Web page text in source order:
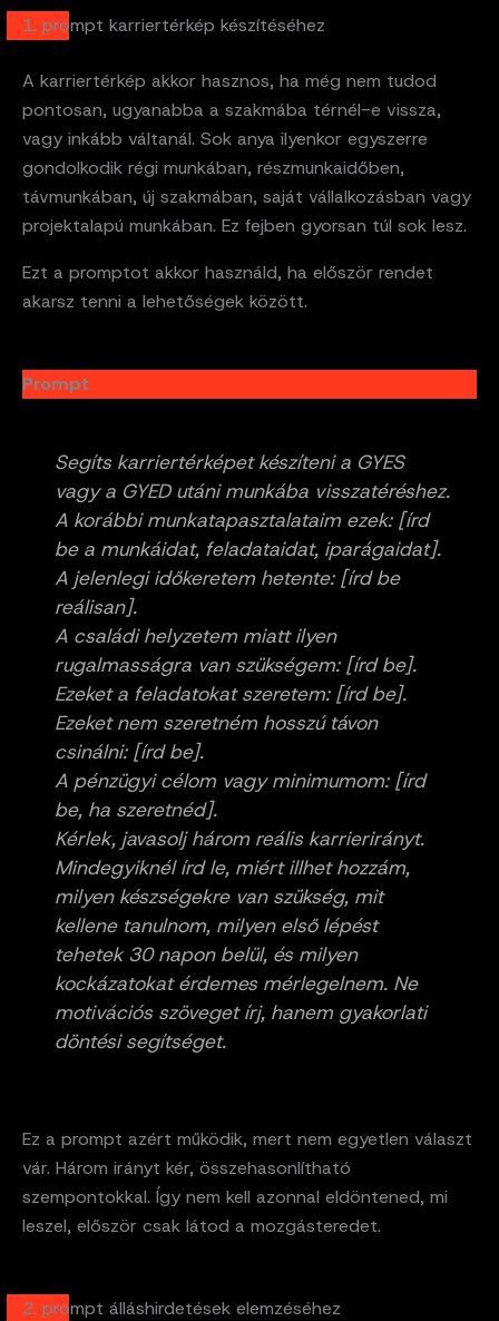
1. prompt karriertérkép készítéséhez
A karriertérkép akkor hasznos, ha még nem tudod
pontosan, ugyanabba a szakmába térnél-e vissza,
vagy inkább váltanál. Sok anya ilyenkor egyszerre
gondolkodik régi munkában, részmunkaidőben,
távmunkában, új szakmában, saját vállalkozásban vagy
projektalapú munkában. Ez fejben gyorsan túl sok lesz.
Ezt a promptot akkor használd, ha először rendet
akarsz tenni a lehetőségek között.
Prompt
Segíts karriertérképet készíteni a GYES
vagy a GYED utáni munkába visszatéréshez.
A korábbi munkatapasztalataim ezek: [írd
be a munkáidat, feladataidat, iparágaidat].
A jelenlegi időkeretem hetente: [írd be
reálisan].
A családi helyzetem miatt ilyen
rugalmasságra van szükségem: [írd be].
Ezeket a feladatokat szeretem: [írd be].
Ezeket nem szeretném hosszú távon
csinálni: [írd be].
A pénzügyi célom vagy minimumom: [írd
be, ha szeretnéd].
Kérlek, javasolj három reális karrierirányt.
Mindegyiknél írd le, miért illhet hozzám,
milyen készségekre van szükség, mit
kellene tanulnom, milyen első lépést
tehetek 30 napon belül, és milyen
kockázatokat érdemes mérlegelnem. Ne
motivációs szöveget írj, hanem gyakorlati
döntési segítséget.
Ez a prompt azért működik, mert nem egyetlen választ
vár. Három irányt kér, összehasonlítható
szempontokkal. Így nem kell azonnal eldöntened, mi
leszel, először csak látod a mozgásteredet.
2. prompt álláshirdetések elemzéséhez